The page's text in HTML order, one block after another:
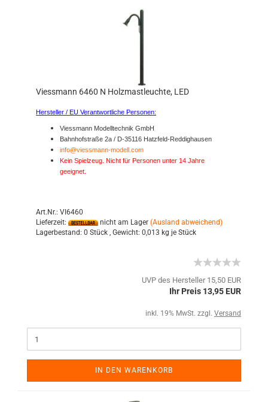
Viessmann 6460 N Holzmastleuchte, LED
Hersteller / EU Verantwortliche Personen:
Viessmann Modelltechnik GmbH
Bahnhofstraße 2a / D-35116 Hatzfeld-Reddighausen
info@viessmann-modell.com
Kein Spielzeug. Nicht für Personen unter 14 Jahre
geeignet.
Art.Nr.: VI6460
Lieferzeit:
nicht am Lager (Ausland abweichend)
Lagerbestand: 0 Stück , Gewicht: 0,013 kg je Stück
UVP des Hersteller 15,50 EUR
Ihr Preis 13,95 EUR
inkl. 19% MwSt. zzgl. Versand
IN DEN WARENKORB